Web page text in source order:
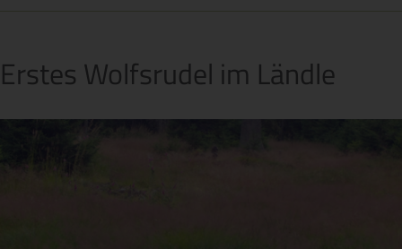
Erstes Wolfsrudel im Ländle